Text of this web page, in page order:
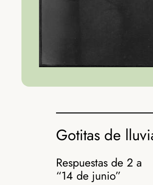
Gotitas de
Respuestas de 2 a
“14 de junio”